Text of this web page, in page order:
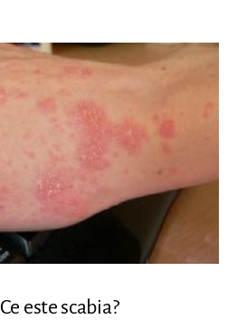
Ce este scabia?